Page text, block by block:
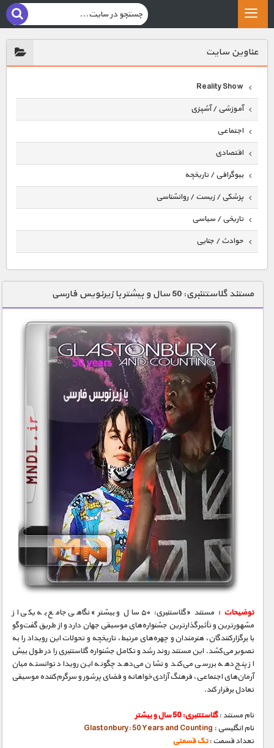
عناوين سايت
Reality Show
آموزشی / آشپزی
اجتماعی
اقتصادی
بیوگرافی / تاریخچه
پزشکی / زیست / روانشناسی
تاریخی / سیاسی
حوادث / جنایی
دنیای خوراکی ها
زمین شناسی / محیط زیست
سازه/ معماری/ مهندسی
سرگرمی
شناخت کودکان
علم و فناوری
فرهنگ / هنر
کیهان / نجوم
گردشگری
ماورایی
مستند های اختصاصی
مستند گلاستتنبری: 50 سال و بیشتر با زیرنویس فارسی
توضیحات :
مستند «گلاستنبری: ۵۰ سال و بیشتر» نگاهی جامع به یکی از
مشهورترین و تأثیرگذارترین جشنواره‌های موسیقی جهان دارد و از طریق گفت‌وگو
با برگزارکنندگان، هنرمندان و چهره‌های مرتبط، تاریخچه و تحولات این رویداد را به
تصویر می‌کشد. این مستند روند رشد و تکامل جشنواره گلاستنبری را در طول بیش
از پنج دهه بررسی می‌کند و نشان می‌دهد چگونه این رویداد توانسته میان
آرمان‌های اجتماعی، فرهنگ آزادی‌خواهانه و فضای پرشور و سرگرم‌کننده موسیقی
تعادل برقرار کند.
نام مستند :گلاستتنبری: 50 سال و بیشتر
نام انگلیسی : Glastonbury: 50 Years and Counting
تعداد قسمت :تک قسمتی